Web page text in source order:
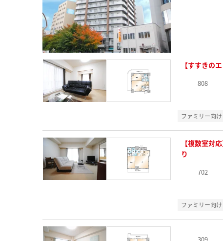
【すすきの
808
ファミリー向け
【複数室対
り
702
ファミリー向け